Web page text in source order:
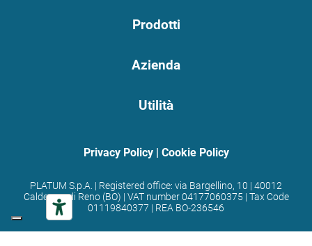
Prodotti
Azienda
Utilità
Privacy Policy| Cookie Policy
PLATUM S.p.A. | Registered office: via Bargellino, 10 | 40012
Calderara di Reno (BO) | VAT number 04177060375 | Tax Code
01119840377 | REA BO-236546